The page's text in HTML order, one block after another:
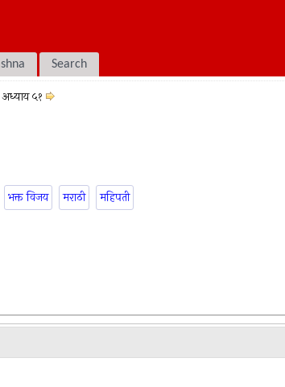
Search
अध्याय ५१
भक्त विजय मराठी महिपती